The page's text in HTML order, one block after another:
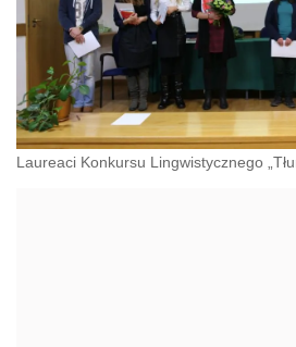
Laureaci Konkursu Lingwistycznego